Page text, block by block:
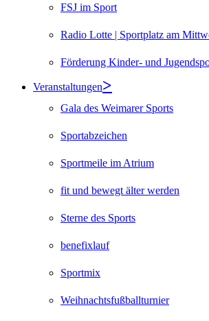
FSJ im Sport
Radio Lotte | Sportplatz am
Förderung Kinder- und
Veranstaltungen
Gala des Weimarer Sports
Sportabzeichen
Sportmeile im Atrium
fit und bewegt älter werden
Sterne des Sports
benefixlauf
Sportmix
Weihnachtsfußballturnier